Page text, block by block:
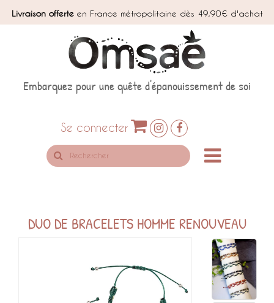
Livraison offerteen France métropolitaine dès 49,90€ d'achat
Embarquez pour une quête d'épanouissement de soi
Se connecter
DUO DE BRACELETS HOMME RENOUVEAU